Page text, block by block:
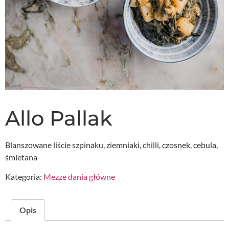
Allo Pallak
Blanszowane liście szpinaku, ziemniaki, chilli, czosnek, cebula,
śmietana
Kategoria: Mezze dania główne
Opis